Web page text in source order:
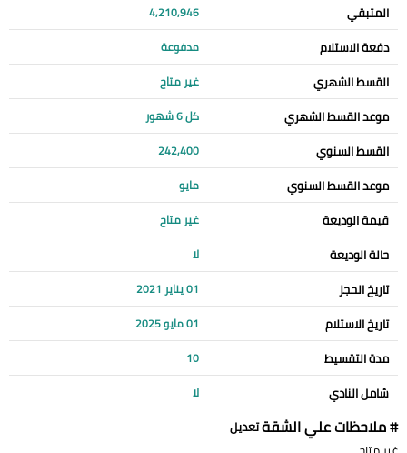
المتبقي 4,210,946
دفعة الاستلام مدفوعة
القسط الشهري غير متاح
موعد القسط الشهري كل 6 شهور
القسط السنوي 242,400
موعد القسط السنوي مايو
قيمة الوديعة غير متاح
حالة الوديعة لا
تاريخ الحجز 01 يناير 2021
تاريخ الاستلام 01 مايو 2025
مدة التقسيط 10
شامل النادي لا
# ملاحظات علي الشقةتعديل